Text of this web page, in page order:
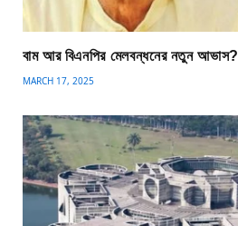
বাম আর বিএনপির মেলবন্ধনের নতুন আভাস?
MARCH 17, 2025